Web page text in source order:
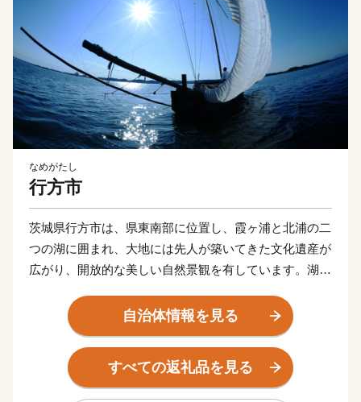
なめがたし
行方市
茨城県行方市は、県東南部に位置し、霞ヶ浦と北浦の二
つの湖に囲まれ、大地には先人が築いてきた文化遺産が
広がり、開放的な美しい自然景観を有しています。湖と
をとらえ、癒してきました。豊かな風土に包まれて織り
なされてきたまち、行方市です。
自治体情報を見る
すべての返礼品を見る